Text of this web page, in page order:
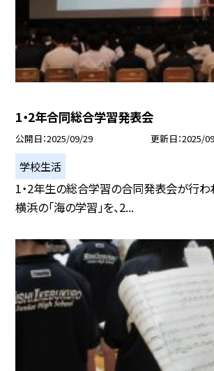
1・2年合同総合学習発表会
公開日 2025/09/29 更新日 2025/
学校生活
1・2年生の総合学習の合同発表会が行わ
横浜の「海の学習」を、2...